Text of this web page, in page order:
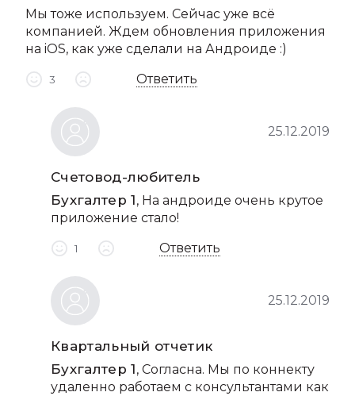
Мы тоже используем. Сейчас уже всё
компанией. Ждем обновления приложения
на iOS, как уже сделали на Андроиде :)
3 Ответить
Счетовод-любитель
25.12.2019
Бухгалтер 1, На андроиде очень крутое
приложение стало!
1 Ответить
Квартальный отчетик
25.12.2019
Бухгалтер 1, Согласна. Мы по коннекту
удаленно работаем с консультантами как